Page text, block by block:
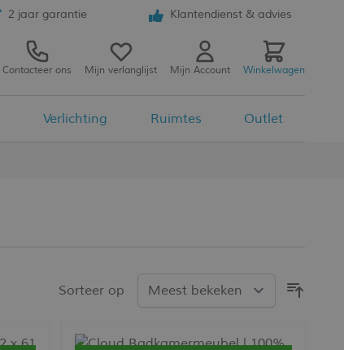
2 jaar garantie Klantendienst & advies
Contacteer ons Mijn verlanglijst Mijn Account Winkelwagen
Verlichting Ruimtes
Outlet
Sorteer op